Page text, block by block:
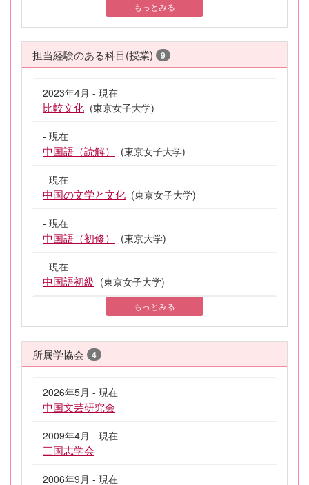
もっとみる
担当経験のある科目(授業) 9
2023年4月 - 現在
比較文化 (東京女子大学)
- 現在
中国語（読解） (東京女子大学)
- 現在
中国の文学と文化 (東京女子大学)
- 現在
中国語（初修） (東京大学)
- 現在
中国語初級 (東京女子大学)
もっとみる
所属学協会 4
2026年5月 - 現在
中国文芸研究会
2009年4月 - 現在
三国志学会
2006年9月 - 現在